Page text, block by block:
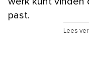
past.
Lees